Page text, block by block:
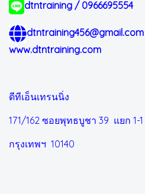
dtntraining / 0966695554
dtntraining456@gmail.com
www.dtntraining.com
ดีทีเอ็นเทรนนิ่ง
171/162 ซอยพุทธบูชา 39 แยก 1-1
กรุงเทพฯ 10140